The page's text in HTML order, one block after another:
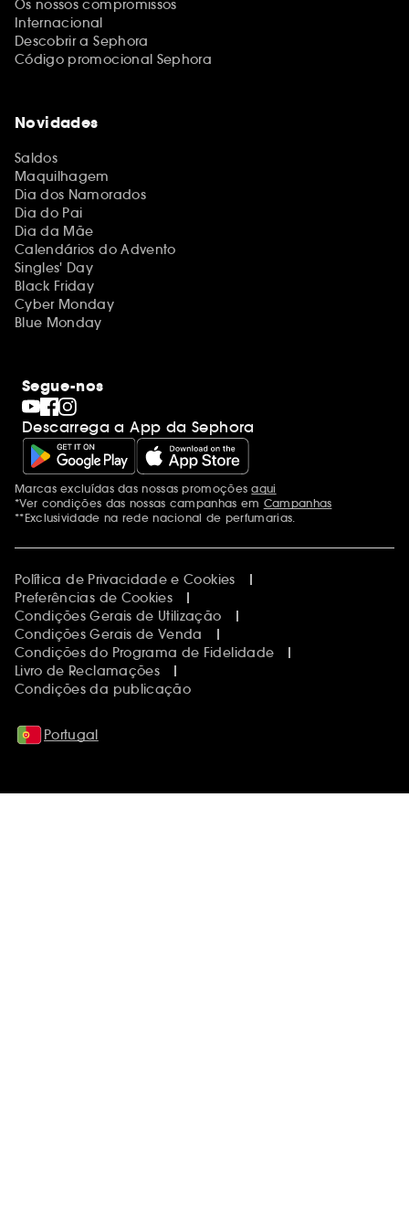
Os nossos compromissos
Internacional
Descobrir a Sephora
Código promocional Sephora
Novidades
Saldos
Maquilhagem
Dia dos Namorados
Dia do Pai
Dia da Mãe
Calendários do Advento
Singles' Day
Black Friday
Cyber Monday
Blue Monday
Segue-nos
Descarrega a App da Sephora
Menções adicionais
Marcas excluídas das nossas promoçõesaqui
*Ver condições das nossas campanhas em Campanhas
**Exclusividade na rede nacional de perfumarias.
Política de Privacidade e Cookies
Preferências de Cookies
Condições Gerais de Utilização
Condições Gerais de Venda
Condições do Programa de Fidelidade
Livro de Reclamações
Condições da publicação
Portugal